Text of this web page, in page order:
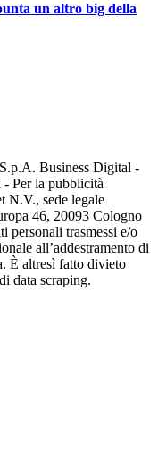
un altro big della
Business Digital -
Per la pubblicità
N.V., sede legale
46, 20093 Cologno
personali trasmessi e/o
all’addestramento di
È altresì fatto divieto
data scraping.